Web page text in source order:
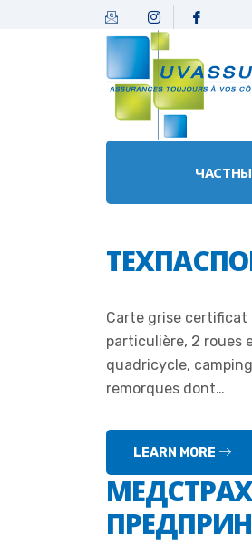
Carte grise certificat
particulière, 2 roues
quadricycle,
remorques dont…
LEARN MORE